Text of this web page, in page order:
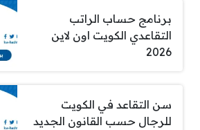
برنامج حساب الراتب
التقاعدي الكويت اون لاين
2026
سن التقاعد في الكويت
للرجال حسب القانون الجديد